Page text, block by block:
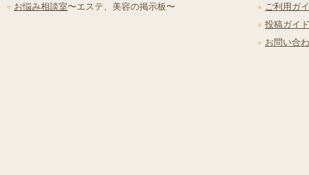
お悩み相談室〜エステ、美容の掲示板〜
ご利用ガ
投稿ガイ
お問い合